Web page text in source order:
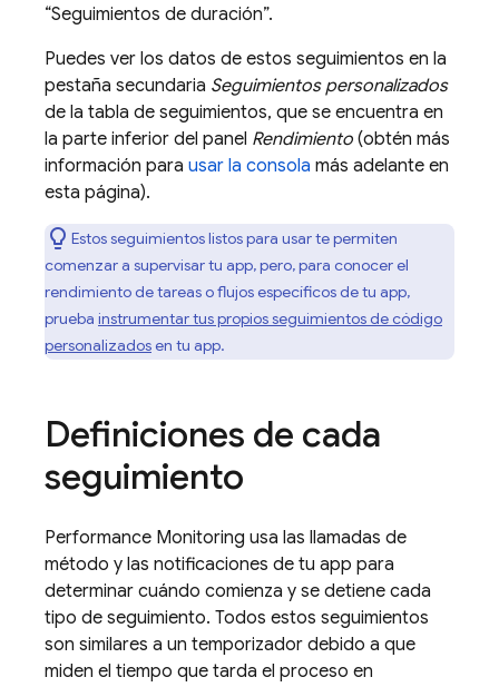
“Seguimientos de duración”.
Puedes ver los datos de estos seguimientos en la
pestaña secundaria Seguimientos personalizados
de la tabla de seguimientos, que se encuentra en
la parte inferior del panel Rendimiento (obtén más
información para usar la consola más adelante en
esta página).
Estos seguimientos listos para usar te permiten
comenzar a supervisar tu app, pero, para conocer el
rendimiento de tareas o flujos específicos de tu app,
prueba instrumentar tus propios seguimientos de código
personalizadosen tu app.
Definiciones de cada
seguimiento
Performance Monitoring usa las llamadas de
método y las notificaciones de tu app para
determinar cuándo comienza y se detiene cada
tipo de seguimiento. Todos estos seguimientos
son similares a un temporizador debido a que
miden el tiempo que tarda el proceso en